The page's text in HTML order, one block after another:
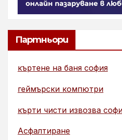
Партньори
къртене на баня софия
геймърски компютри
кърти чисти извозва
Асфалтиране